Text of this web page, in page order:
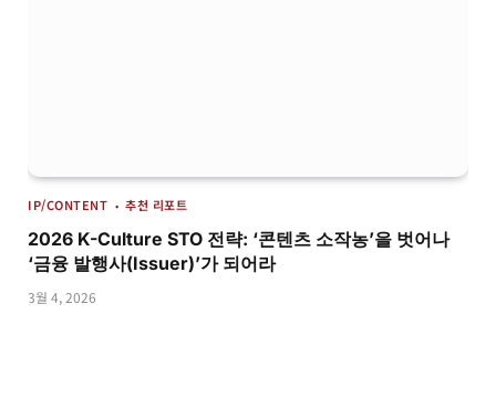
IP/CONTENT 추천 리포트
2026 K-Culture STO 전략: ‘콘텐츠 소작농’을 벗어나
‘금융 발행사(Issuer)’가 되어라
3월 4, 2026